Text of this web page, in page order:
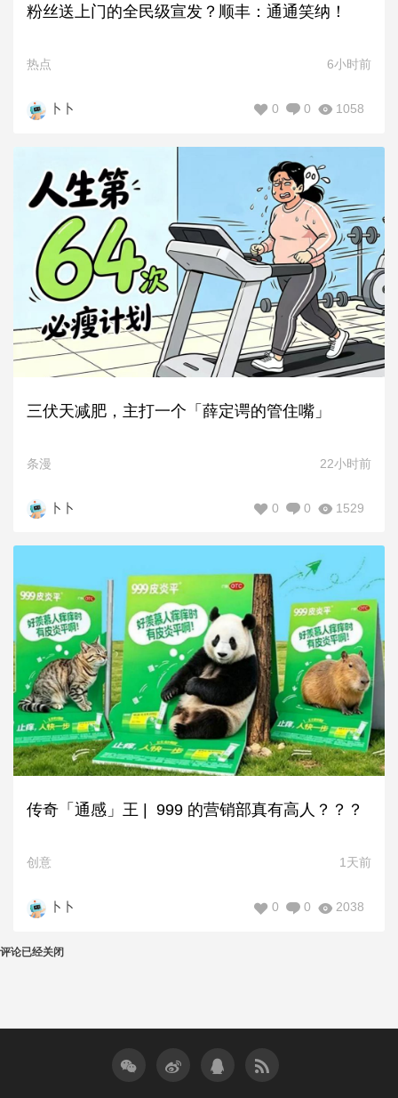
粉丝送上门的全民级宣发？顺丰：通通笑纳！
热点 6小时前
卜卜 1058
0
0
三伏天减肥，主打一个「薛定谔的管住嘴」
条漫 22小时前
卜卜 1529
0
0
传奇「通感」王 | 999 的营销部真有高人？？？
创意 1天前
卜卜 2038
0
0
评论已经关闭